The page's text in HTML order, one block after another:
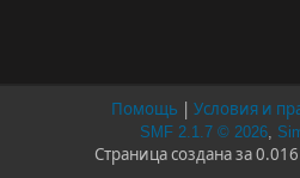
Помощь | Условия и
SMF 2.1.7 © 2026,
Страница создана за